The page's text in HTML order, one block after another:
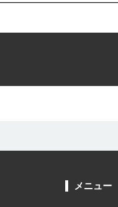
メニュー